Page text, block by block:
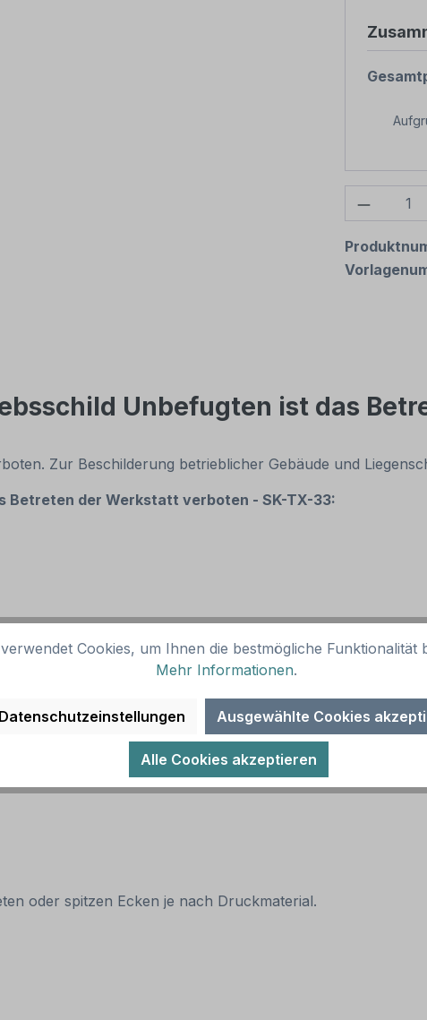
Unbefugten ist das
Zur Beschilderung betrieblicher Gebäude und
Betreten der Werkstatt verboten - SK-TX-33:
Ausführungen sind möglich.
oder spitzen Ecken je nach Druckmaterial.
verwendet Cookies, um Ihnen die bestmögliche Funktionalität
Mehr Informationen.
Datenschutzeinstellungen Ausgewählte Cookies
Alle Cookies akzeptieren